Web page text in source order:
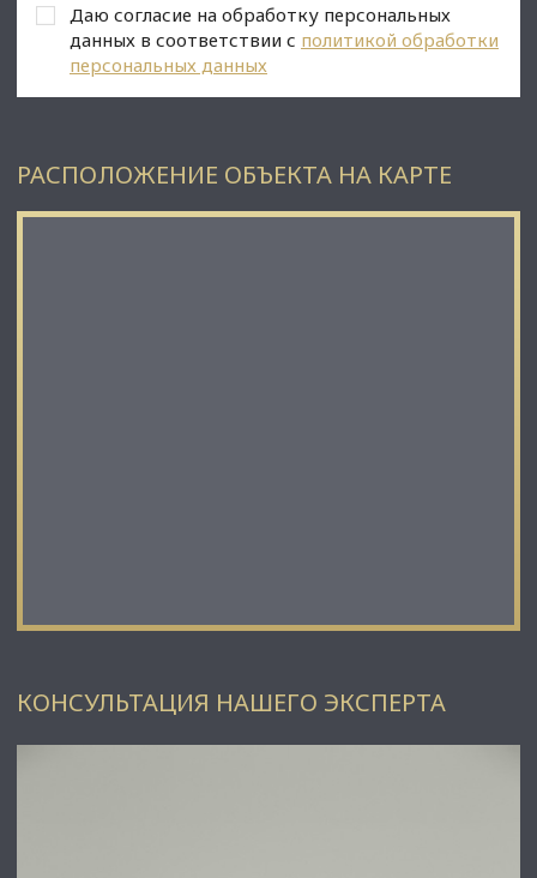
КОНСУЛЬТАЦИЯ НАШЕГО ЭКСПЕРТА
С Уважением, Михаил Лунев.
Недвижимость Северо-Запада.
Даю согласие на обработку персональных
данных в соответствии с политикой обработки
персональных данных
РАСПОЛОЖЕНИЕ ОБЪЕКТА НА КАРТЕ